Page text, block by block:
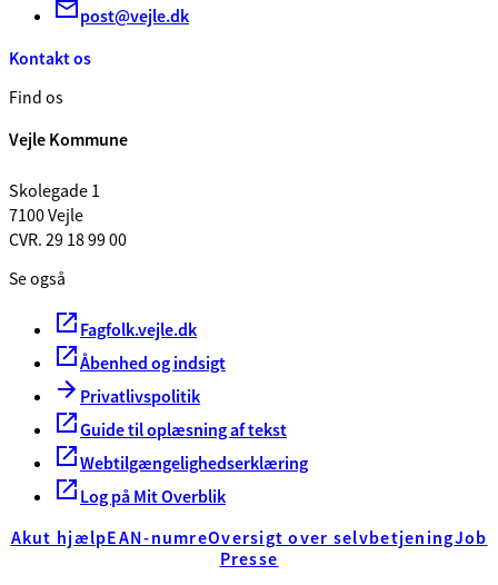
post@vejle.dk
Kontakt os
Find os
Vejle Kommune
Skolegade 1
7100 Vejle
CVR. 29 18 99 00
Se også
Fagfolk.vejle.dk
Åbenhed og indsigt
Privatlivspolitik
Guide til oplæsning af tekst
Webtilgængelighedserklæring
Log på Mit Overblik
Akut hjælpEAN-numreOversigt over selvbetjeningJob
Presse